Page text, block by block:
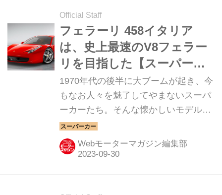
Official Staff
フェラーリ 458イタリア
は、史上最速のV8フェラー
リを目指した【スーパーカ
ークロニクル／075】
1970年代の後半に大ブームが起き、今
もなお人々を魅了してやまないスーパ
ーカーたち。そんな懐かしいモデルか
ら現代のハイパースポーツまでを紹介
していく、スーパーカークロニクル。
今回は、フェラーリ 458イタリアだ。
Webモーターマガジン編集部